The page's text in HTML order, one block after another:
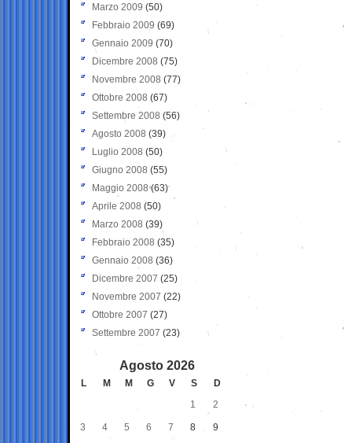
Marzo 2009 (50)
Febbraio 2009 (69)
Gennaio 2009 (70)
Dicembre 2008 (75)
Novembre 2008 (77)
Ottobre 2008 (67)
Settembre 2008 (56)
Agosto 2008 (39)
Luglio 2008 (50)
Giugno 2008 (55)
Maggio 2008(63)
Aprile 2008 (50)
Marzo 2008 (39)
Febbraio 2008 (35)
Gennaio 2008 (36)
Dicembre 2007 (25)
Novembre 2007 (22)
Ottobre 2007 (27)
Settembre 2007 (23)
Agosto 2026
L M M G V S
D
1
2
3 4 5 6 7 8 9